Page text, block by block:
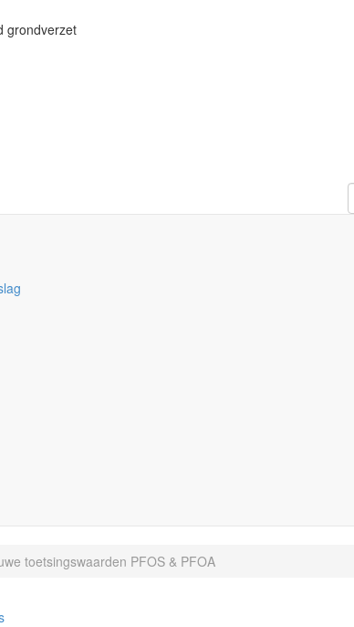
grondverzet
toetsingswaarden PFOS & PFOA